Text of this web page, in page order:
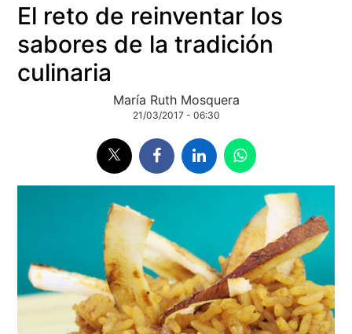
El reto de reinventar los
sabores de la tradición
culinaria
María Ruth Mosquera
21/03/2017 - 06:30